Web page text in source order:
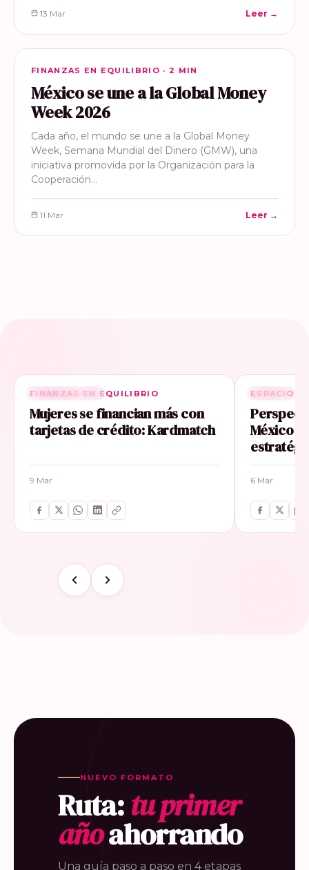
13 Mar Leer →
FINANZAS EN EQUILIBRIO
FINANZAS EN EQUILIBRIO · 2 MIN
México se une a la Global Money
Week 2026
Cada año, el mundo se une a la Global Money
Week, Semana Mundial del Dinero (GMW), una
iniciativa promovida por la Organización para la
Cooperación…
11 Mar Leer →
RELACIONADA
FINANZAS EN EQUILIBRIO
Mujeres se financian más con
tarjetas de crédito: Kardmatch
9 Mar
ESPACIO
México
6 Mar
NUEVO FORMATO
Ruta:tu primer
añoahorrando
Una guía paso a paso en 4 etapas